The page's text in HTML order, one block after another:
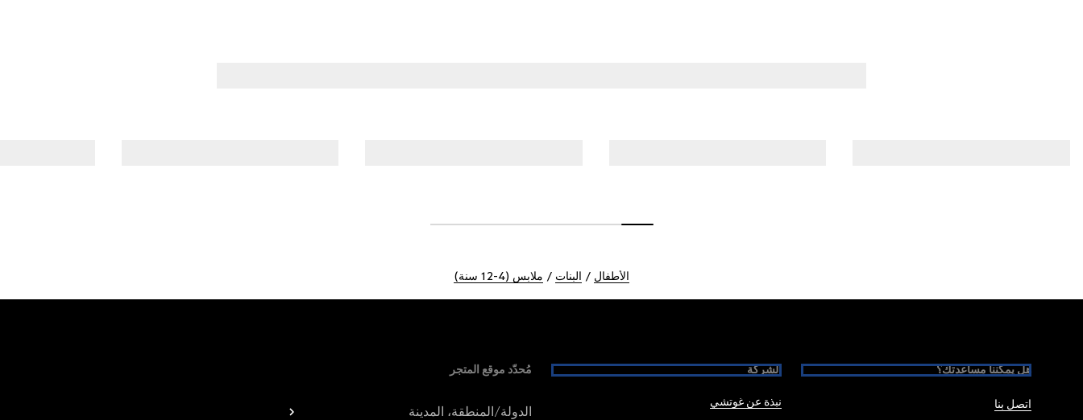
الأطفال البنات ملابس (4-12 سنة)
هل يمكننا مساعدتك؟
اتصل بنا
الشركة
نبذة عن غوتشي
مُحدّد موقع المتجر
الدولة/المنطقة، المدينة